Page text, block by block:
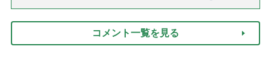
コメント一覧を見る